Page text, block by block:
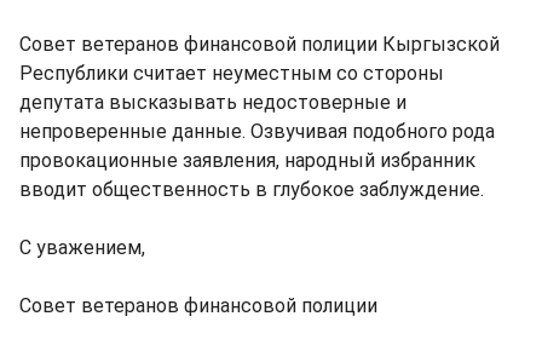
Совет ветеранов финансовой полиции Кыргызской
Республики считает неуместным со стороны
депутата высказывать недостоверные и
непроверенные данные. Озвучивая подобного рода
провокационные заявления, народный избранник
вводит общественность в глубокое заблуждение.
С уважением,
Совет ветеранов финансовой полиции